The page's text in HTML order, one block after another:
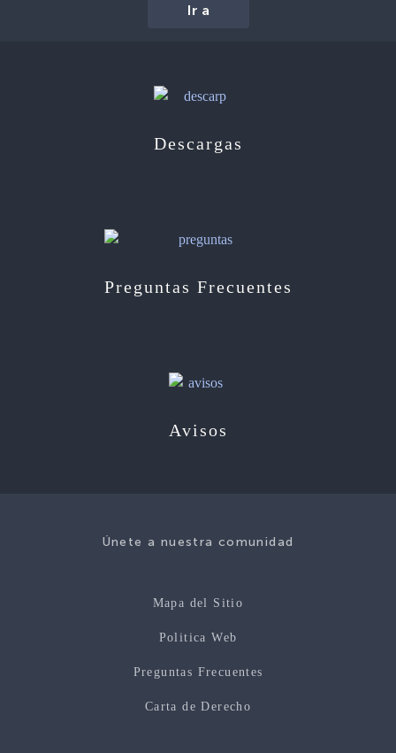
Ir a
Descargas
Preguntas Frecuentes
Avisos
Únete a nuestra comunidad
Mapa del Sitio
Politica Web
Preguntas Frecuentes
Carta de Derecho